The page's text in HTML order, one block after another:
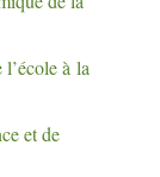
à la
et de